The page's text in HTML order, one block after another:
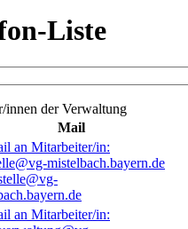
Liste
innen der Verwaltung
Mail